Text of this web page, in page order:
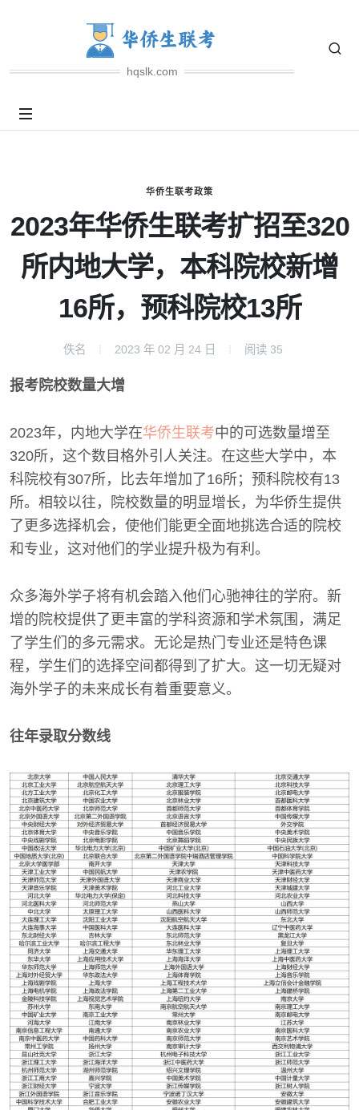
hqslk.com
华侨生联考政策
2023年华侨生联考扩招至320
所内地大学，本科院校新增
16所，预科院校13所
佚名 2023 年 02 月 24 日 阅读 35
报考院校数量大增
2023年，内地大学在华侨生联考中的可选数量增至
320所，这个数目格外引人关注。在这些大学中，本
科院校有307所，比去年增加了16所；预科院校有13
所。相较以往，院校数量的明显增长，为华侨生提供
了更多选择机会，使他们能更全面地挑选合适的院校
和专业，这对他们的学业提升极为有利。
众多海外学子将有机会踏入他们心驰神往的学府。新
增的院校提供了更丰富的学科资源和学术氛围，满足
了学生们的多元需求。无论是热门专业还是特色课
程，学生们的选择空间都得到了扩大。这一切无疑对
海外学子的未来成长有着重要意义。
往年录取分数线